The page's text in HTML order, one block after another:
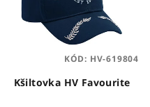
Kšiltovka HV Favourite
KÓD: HV-619804